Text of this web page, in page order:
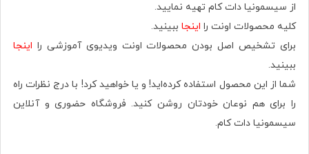
از سیسمونیا دات کام تهیه نمایید.
کلیه محصولات اونت را اینجا ببینید.
برای تشخیص اصل بودن محصولات اونت ویدیوی آموزشی را اینجا
ببینید.
شما از این محصول استفاده کرده‌اید! و یا خواهید کرد! با درج نظرات راه
را برای هم نوعان خودتان روشن کنید. فروشگاه حضوری‌ و آنلاین
سیسمونیا دات کام.